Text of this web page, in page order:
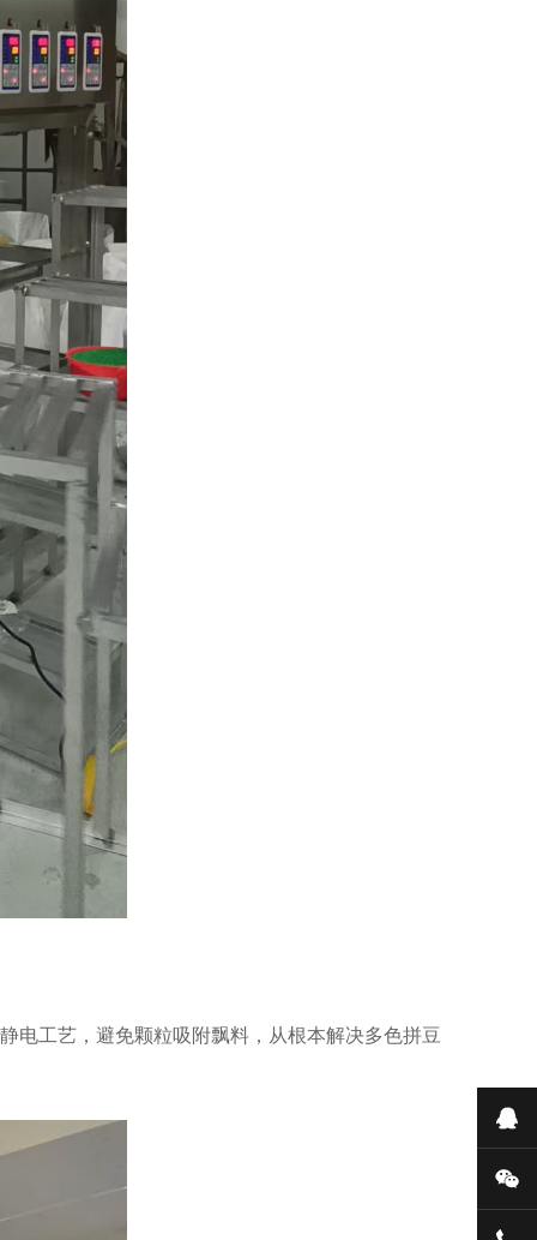
电工艺，避免颗粒吸附飘料，从根本解决多色拼豆
在
微